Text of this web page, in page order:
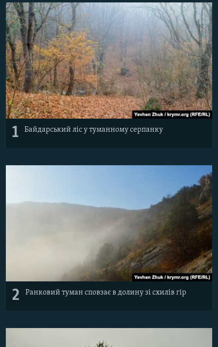
ВІДЕОУРОКИ «ELIFBE»
СВІДЧЕННЯ ОКУПАЦІЇ
УКРАЇНСЬКА ПРОБЛЕМА КРИМУ
ІНФОГРАФІКА
Русский
Qırımtatar
ДОЛУЧАЙСЯ!
Усі сайти RFE/RL
1 Байдарський ліс у туманному серпанку
2 Ранковий туман сповзає в долину зі схилів гір